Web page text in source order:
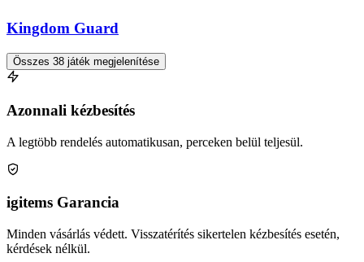
Kingdom Guard
Összes 38 játék megjelenítése
Azonnali kézbesítés
A legtöbb rendelés automatikusan, perceken belül teljesül.
igitems Garancia
Minden vásárlás védett. Visszatérítés sikertelen kézbesítés esetén,
kérdések nélkül.